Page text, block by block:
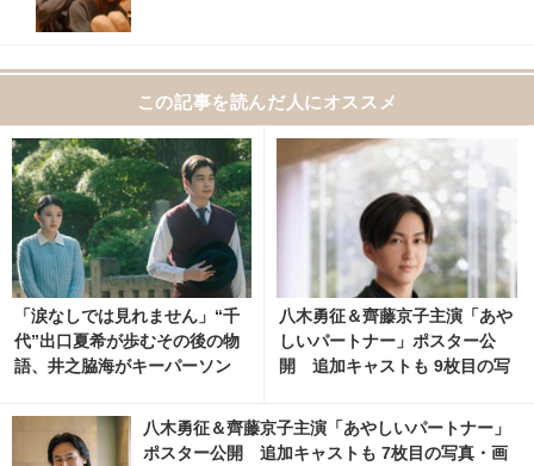
この記事を読んだ人にオススメ
「涙なしでは見れません」“千
代”出口夏希が歩むその後の物
語、井之脇海がキーパーソン
出会いたい。』 2枚目の写真・
画像 | cinemacafe.net
八木勇征＆齊藤京子主演「あや
しいパートナー」ポスター公
開 追加キャストも 9枚目の写
八木勇征＆齊藤京子主演「あやしいパートナー」
ポスター公開 追加キャストも 7枚目の写真・画